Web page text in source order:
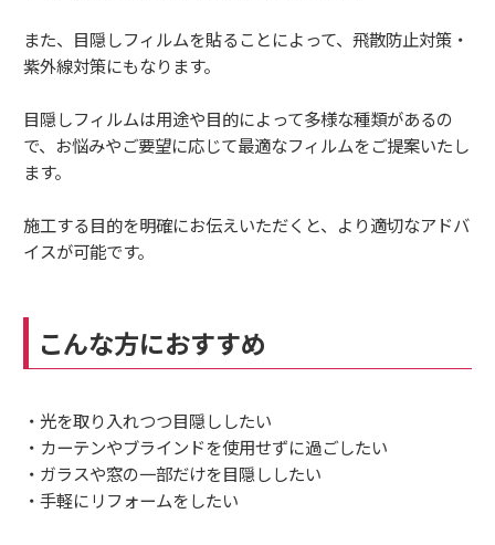
また、目隠しフィルムを貼ることによって、飛散防止対策・
紫外線対策にもなります。
目隠しフィルムは用途や目的によって多様な種類があるの
で、お悩みやご要望に応じて最適なフィルムをご提案いたし
ます。
施工する目的を明確にお伝えいただくと、より適切なアドバ
イスが可能です。
こんな方におすすめ
・光を取り入れつつ目隠ししたい
・カーテンやブラインドを使用せずに過ごしたい
・ガラスや窓の一部だけを目隠ししたい
・手軽にリフォームをしたい